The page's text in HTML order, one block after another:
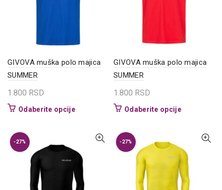
biti
stranici
proizvoda.
biti
GIVOVA muška polo majica
SUMMER
1.800 RSD
Odaberite opcijeOvaj
varijanti.
Opcije
mogu
biti
GIVOVA muška polo majica
SUMMER
1.800 RSD
Odaberite opcijeOvaj
varijanti.
Opcije
mogu
biti
-27% -27%